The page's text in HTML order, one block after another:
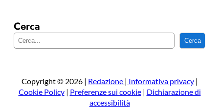
Cerca
e
a
Cerca
Copyright © 2026 | Redazione | Informativa privacy|
Cookie Policy| Preferenze sui cookie| Dichiarazione di
accessibilità